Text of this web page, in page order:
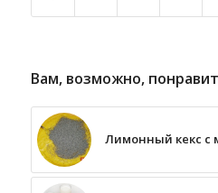
Вам, возможно,
Лимонный кекс с